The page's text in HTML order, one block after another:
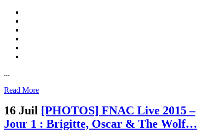
...
Read More
16 Juil [PHOTOS] FNAC Live 2015 –
Jour 1 : Brigitte, Oscar & The Wolf…